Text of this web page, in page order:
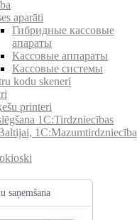
aparāti
Гибридные кассовые
апараты
Кассовые аппараты
Кассовые системы
kodu skeneri
printeri
1C:Tirdzniecības
1C:Mazumtirdzniecība
saņemšana